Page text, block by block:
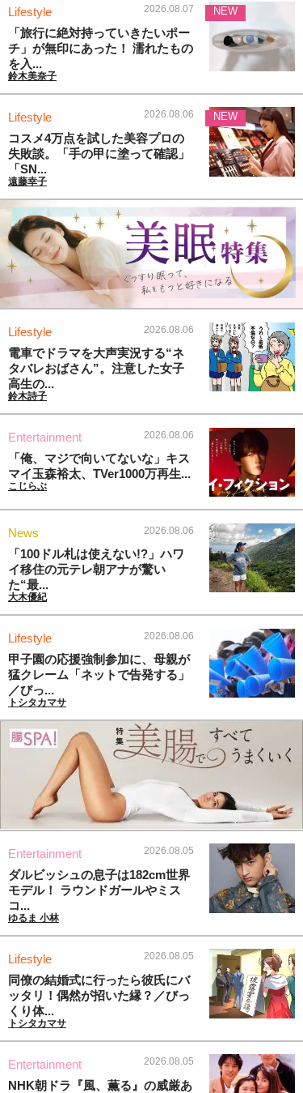
Lifestyle 2026.08.07
「旅行に絶対持っていきたいポー
チ」が無印にあった！ 濡れたもの
を入...
鈴木美奈子
NEW
Lifestyle 2026.08.06
コスメ4万点を試した美容プロの
失敗談。「手の甲に塗って確認」
「SN...
遠藤幸子
NEW
Lifestyle 2026.08.06
電車でドラマを大声実況する“ネ
タバレおばさん”。注意した女子
高生の...
鈴木詩子
Entertainment 2026.08.06
「俺、マジで向いてないな」キス
マイ玉森裕太、TVer1000万再生...
こじらぶ
News 2026.08.06
「100ドル札は使えない!?」ハワ
イ移住の元テレ朝アナが驚い
た“最...
大木優紀
Lifestyle 2026.08.06
甲子園の応援強制参加に、母親が
猛クレーム「ネットで告発する」
／びっ...
トシタカマサ
Entertainment 2026.08.05
ダルビッシュの息子は182cm世界
モデル！ ラウンドガールやミス
コ...
ゆるま 小林
Lifestyle 2026.08.05
同僚の結婚式に行ったら彼氏にバ
ッタリ！偶然が招いた縁？／びっ
くり体...
トシタカマサ
Entertainment 2026.08.05
NHK朝ドラ『風、薫る』の威厳あ